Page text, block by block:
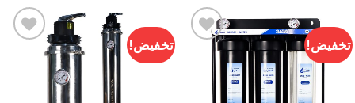
تخفيض!
التفضيلات
تخفيض!